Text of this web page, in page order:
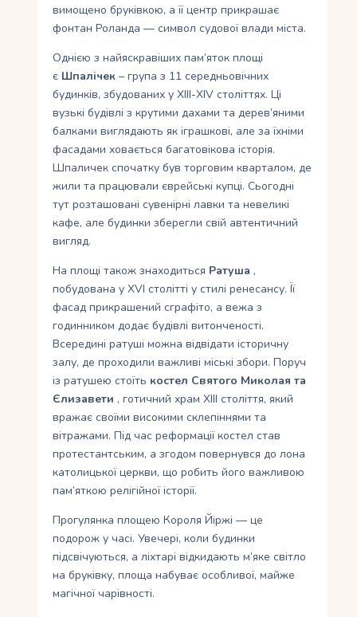
вимощено бруківкою, а її центр прикрашає
фонтан Роланда — символ судової влади міста.
Однією з найяскравіших пам’яток площі
є Шпалічек – група з 11 середньовічних
будинків, збудованих у XIII-XIV століттях. Ці
вузькі будівлі з крутими дахами та дерев’яними
балками виглядають як іграшкові, але за їхніми
фасадами ховається багатовікова історія.
Шпаличек спочатку був торговим кварталом, де
жили та працювали єврейські купці. Сьогодні
тут розташовані сувенірні лавки та невеликі
кафе, але будинки зберегли свій автентичний
вигляд.
На площі також знаходиться Ратуша ,
побудована у XVI столітті у стилі ренесансу. Її
фасад прикрашений сграфіто, а вежа з
годинником додає будівлі витонченості.
Всередині ратуші можна відвідати історичну
залу, де проходили важливі міські збори. Поруч
із ратушею стоїть костел Святого Миколая та
Єлизавети , готичний храм XIII століття, який
вражає своїми високими склепіннями та
вітражами. Під час реформації костел став
протестантським, а згодом повернувся до лона
католицької церкви, що робить його важливою
пам’яткою релігійної історії.
Прогулянка площею Короля Йіржі — це
подорож у часі. Увечері, коли будинки
підсвічуються, а ліхтарі відкидають м’яке світло
на бруківку, площа набуває особливої, майже
магічної чарівності.